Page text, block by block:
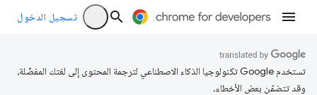
تسجيل الدخول
تستخدم Google تكنولوجيا الذكاء الاصطناعي لترجمة المحتوى إلى لغتك المفضّلة،
وقد تتضمّن بعض الأخطاء.